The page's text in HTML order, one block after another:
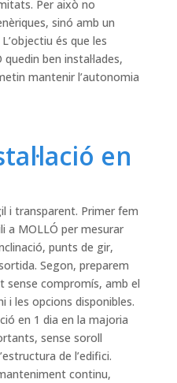
Per això no
sinó amb un
és que les
ben instal·lades,
mantenir l’autonomia
en
i transparent. Primer fem
a MOLLÓ per mesurar
punts de gir,
Segon, preparem
sense compromís, amb el
i les opcions disponibles.
en 1 dia en la majoria
sense soroll
de l’edifici.
continu,